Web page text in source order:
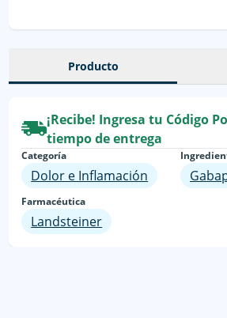
Producto
¡Recibe! Ingresa tu Código
tiempo de entrega
Categoría
Dolor e Inflamación
Farmacéutica
Landsteiner